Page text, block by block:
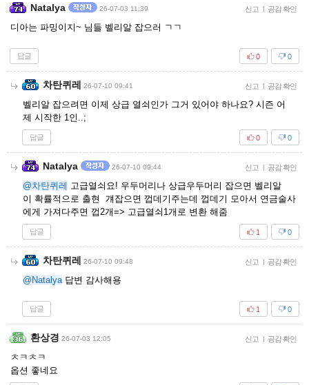
Natalya 26-07-03 11:39 신고 | 공감 확인
디아는 파밍이지~ 님들 벨리알 잡으러 ㄱㄱ
답글 0
0
차탄퀴레 26-07-10 09:41 신고 | 공감 확인
벨리알 잡으려면 이제 상급 열쇠인가 그거 있어야 하나요? 시즌 어
제 시작한 1인..;
답글 0
0
Natalya 26-07-10 09:44 신고 | 공감 확인
@차탄퀴레 고급열쇠요! 우두머리나 상급우두머리 잡으면 벨리알
이 확률적으로 출현 걔잡으면 껍데기주는데 껍데기 모아서 연금술사
에게 가져다주면 껍2개=> 고급열쇠1개로 변환 해줌
답글 0
1
차탄퀴레 26-07-10 09:48 신고 | 공감 확인
@Natalya답변 감사해용
답글 0
1
환상경 26-07-03 12:05 신고 | 공감 확인
ㅊㅋㅊㅋ
옵션 좋네요